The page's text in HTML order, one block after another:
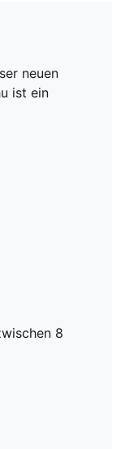
neuen
ist ein
8